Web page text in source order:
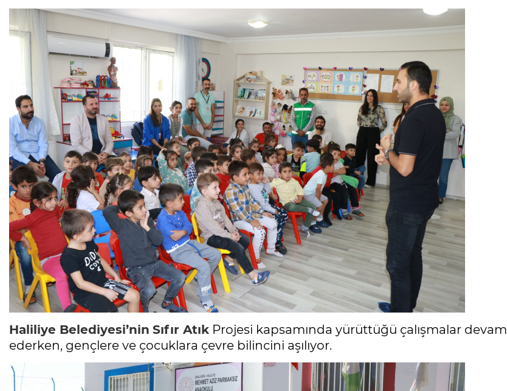
Haliliye Belediyesi’nin Sıfır Atık Projesi kapsamında yürüttüğü çalışmalar devam
ederken, gençlere ve çocuklara çevre bilincini aşılıyor.